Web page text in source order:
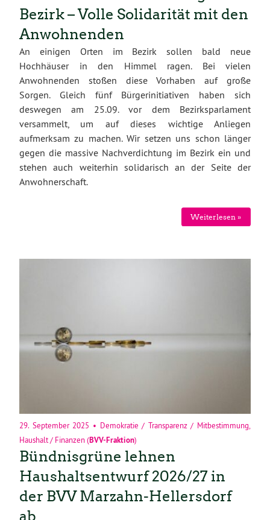
Bezirk – Volle Solidarität mit den
Anwohnenden
An einigen Orten im Bezirk sollen bald neue
Hochhäuser in den Himmel ragen. Bei vielen
Anwohnenden stoßen diese Vorhaben auf große
Sorgen. Gleich fünf Bürgerinitiativen haben sich
deswegen am 25.09. vor dem Bezirksparlament
versammelt, um auf dieses wichtige Anliegen
aufmerksam zu machen. Wir setzen uns schon länger
gegen die massive Nachverdichtung im Bezirk ein und
stehen auch weiterhin solidarisch an der Seite der
Anwohnerschaft.
Weiterlesen »
29. September 2025 • Demokratie / Transparenz / Mitbestimmung
Haushalt / Finanzen(BVV-Fraktion)
Bündnisgrüne lehnen
Haushaltsentwurf 2026/27 in
der BVV Marzahn-Hellersdorf
ab